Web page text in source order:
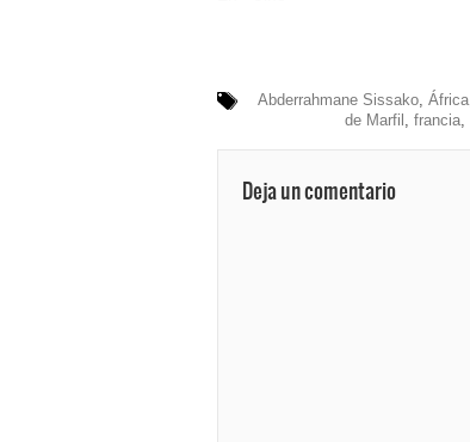
Abderrahmane Sissako África
de Marfil
francia
Deja un comentario